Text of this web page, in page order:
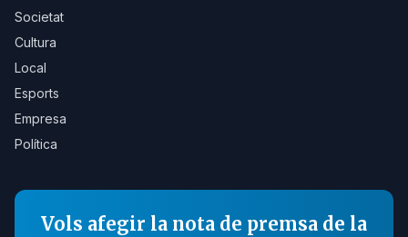
Societat
Cultura
Local
Esports
Empresa
Política
Vols afegir la nota de premsa de la